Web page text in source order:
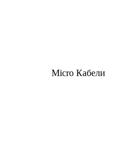
Micro Кабели